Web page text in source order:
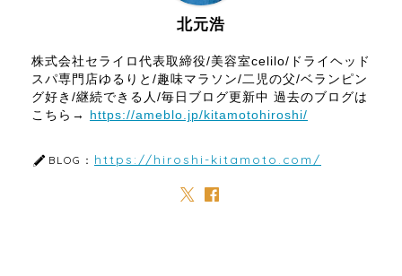
北元浩
株式会社セライロ代表取締役/美容室celilo/ドライヘッド
スパ専門店ゆるりと/趣味マラソン/二児の父/ベランピン
グ好き/継続できる人/毎日ブログ更新中 過去のブログは
こちら→
https://ameblo.jp/kitamotohiroshi/
BLOG： https://hiroshi-kitamoto.com/